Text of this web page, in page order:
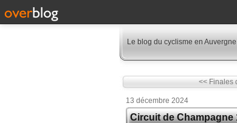
Le blog du cyclisme en
<< Finales
13 décembre 2024
Circuit de Champagne